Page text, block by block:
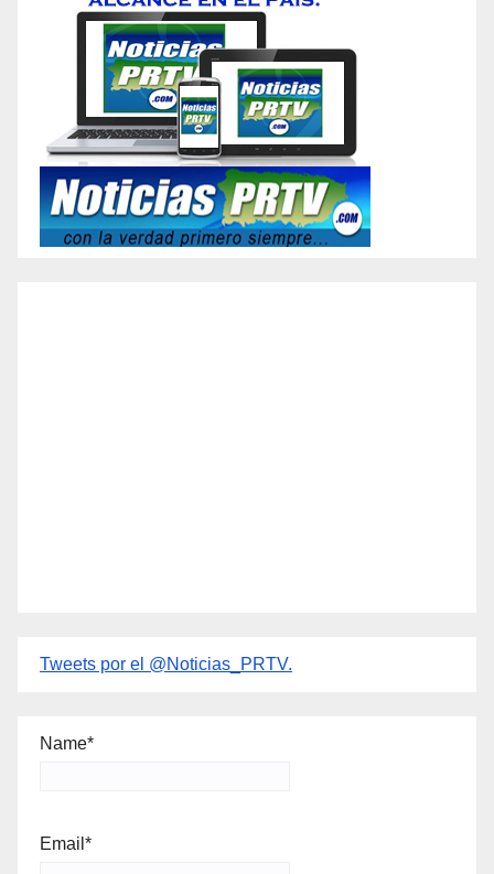
Tweets por el @Noticias_PRTV.
Name*
Email*